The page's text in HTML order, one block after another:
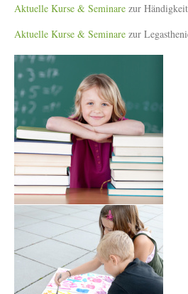
Aktuelle Kurse & Seminare zur Händigkeit
Aktuelle Kurse & Seminare zur